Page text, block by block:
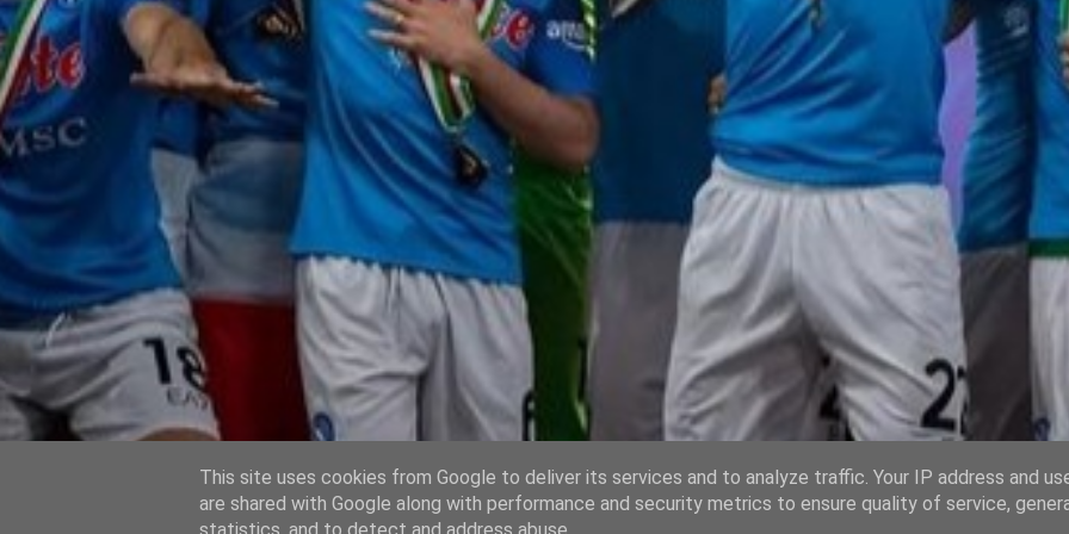
This site uses cookies from Google to deliver its services and to analyze traffic. Your IP address and
are shared with Google along with performance and security metrics to ensure quality of service,